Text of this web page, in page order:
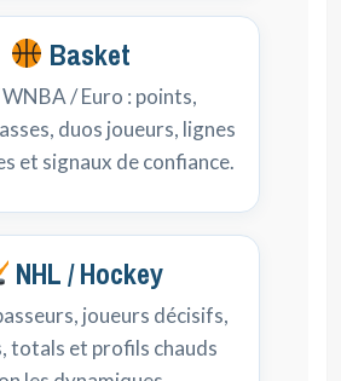
Basket
/ Euro : points,
duos joueurs, lignes
et signaux de confiance.
NHL / Hockey
joueurs décisifs,
totals et profils chauds